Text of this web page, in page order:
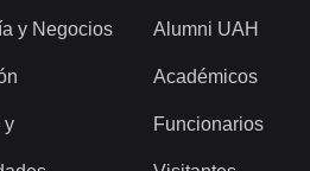
y Negocios
y
Alumni UAH
Académicos
Funcionarios